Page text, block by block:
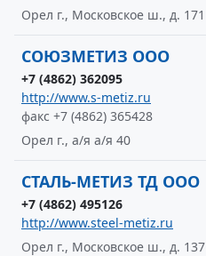
Орел г., Московское ш., д. 171
СОЮЗМЕТИЗ ООО
+7 (4862) 362095
http://www.s-metiz.ru
факс +7 (4862) 365428
Орел г., а/я а/я 40
СТАЛЬ-МЕТИЗ ТД ООО
+7 (4862) 495126
http://www.steel-metiz.ru
Орел г., Московское ш., д. 137